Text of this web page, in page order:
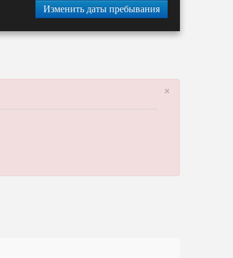
Изменить даты пребывания
×